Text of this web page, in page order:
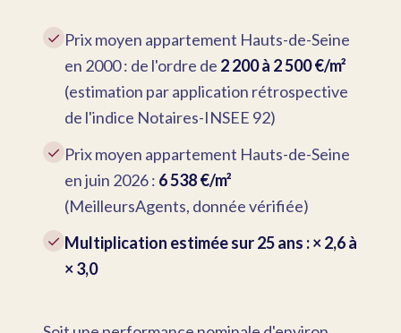
✓ Prix moyen appartement Hauts-de-Seine
en 2000 : de l'ordre de 2 200 à 2 500 €/m²
(estimation par application rétrospective
de l'indice Notaires-INSEE 92)
✓ Prix moyen appartement Hauts-de-Seine
en juin 2026 : 6 538 €/m²
(MeilleursAgents, donnée vérifiée)
✓ Multiplication estimée sur 25 ans : × 2,6 à
× 3,0